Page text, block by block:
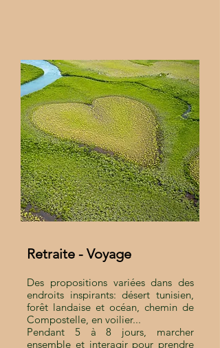
Retraite - Voyage
Des propositions variées dans des
endroits inspirants: désert tunisien,
forêt landaise et océan, chemin de
Compostelle, en voilier...
Pendant 5 à 8 jours, marcher
ensemble et interagir pour prendre